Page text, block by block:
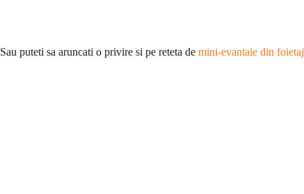
Sau puteti sa aruncati o privire si pe reteta de mini-evantaie din foietaj